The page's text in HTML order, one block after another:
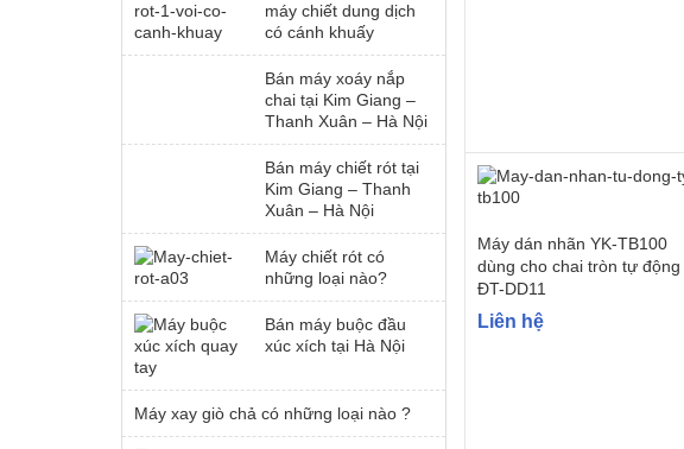
Máy dán nhãn YK-TB100
dùng cho chai tròn tự động
ĐT-DD11
Liên hệ
máy chiết dung dịch
có cánh khuấy
Bán máy xoáy nắp
chai tại Kim Giang –
Thanh Xuân – Hà Nội
Bán máy chiết rót tại
Kim Giang – Thanh
Xuân – Hà Nội
Máy chiết rót có
những loại nào?
Bán máy buộc đầu
xúc xích tại Hà Nội
Máy xay giò chả có những loại nào ?